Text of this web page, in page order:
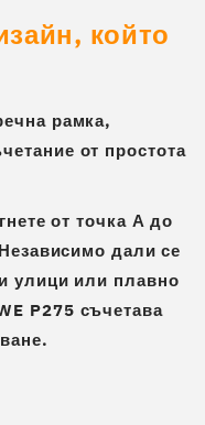
който
рамка,
от простота
от точка А до
дали се
улици или плавно
P275 съчетава